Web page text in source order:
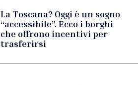
La Toscana? Oggi è un sogno
“accessibile”. Ecco i borghi
che offrono incentivi per
trasferirsi